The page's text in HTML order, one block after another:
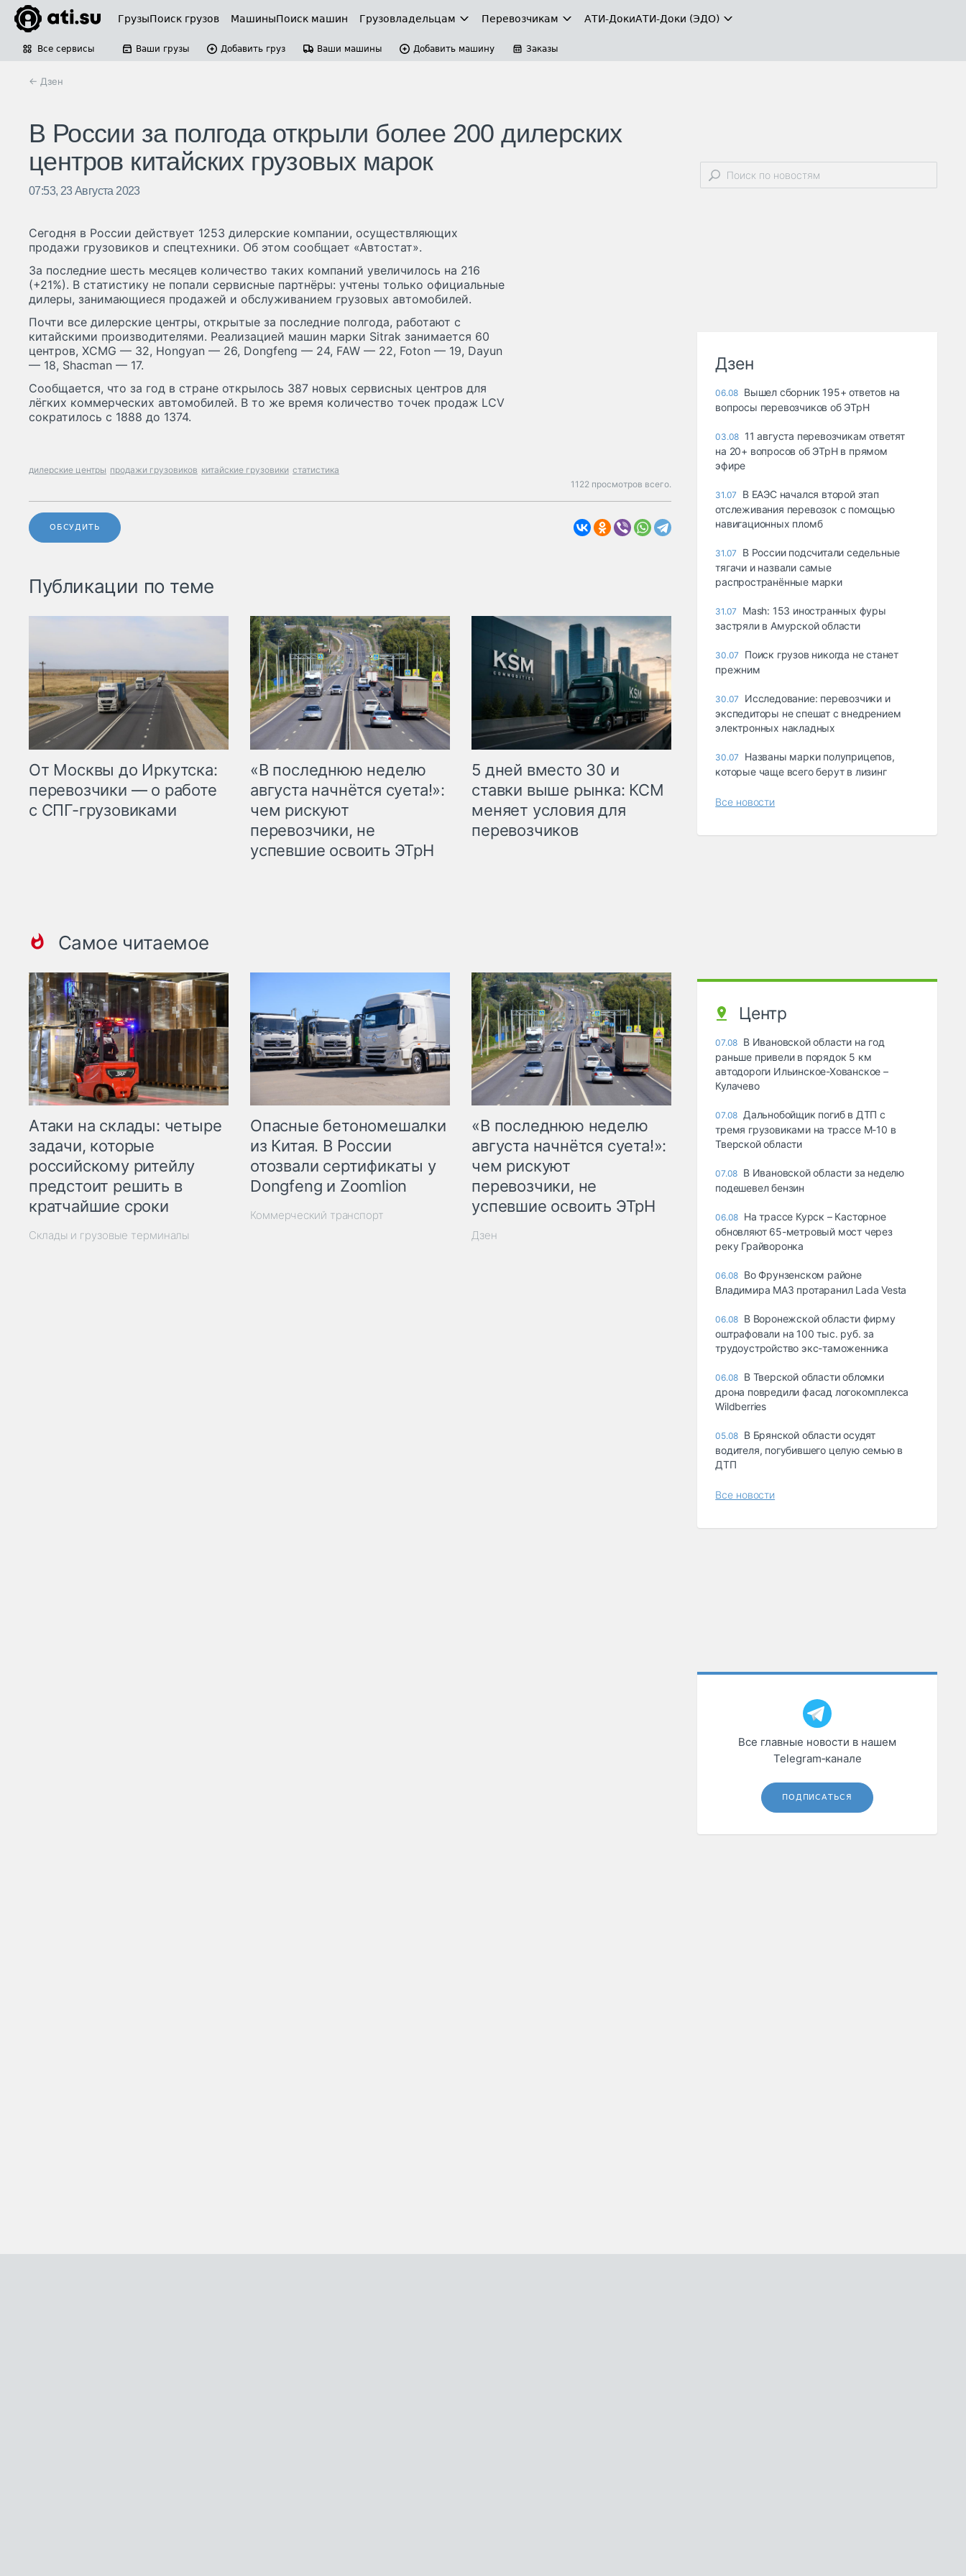
ГрузыПоиск грузов МашиныПоиск машин Грузовладельцам Перевозчикам АТИ-ДокиАТИ-Доки (ЭДО)
Все сервисы Ваши грузы Добавить груз Ваши машины Добавить машину Заказы
← Дзен
В России за полгода открыли более 200 дилерских
центров китайских грузовых марок
07:53, 23 Августа 2023
Сегодня в России действует 1253 дилерские компании, осуществляющих
продажи грузовиков и спецтехники. Об этом сообщает «Автостат».
За последние шесть месяцев количество таких компаний увеличилось на 216
(+21%). В статистику не попали сервисные партнёры: учтены только официальные
дилеры, занимающиеся продажей и обслуживанием грузовых автомобилей.
Почти все дилерские центры, открытые за последние полгода, работают с
китайскими производителями. Реализацией машин марки Sitrak занимается 60
центров, XCMG — 32, Hongyan — 26, Dongfeng — 24, FAW — 22, Foton — 19, Dayun
— 18, Shacman — 17.
Сообщается, что за год в стране открылось 387 новых сервисных центров для
лёгких коммерческих автомобилей. В то же время количество точек продаж LCV
сократилось с 1888 до 1374.
дилерские центры продажи грузовиков китайские грузовики статистика
1122 просмотров всего.
ОБСУДИТЬ
Публикации по теме
От Москвы до Иркутска:
перевозчики — о работе
с СПГ-грузовиками
«В последнюю неделю
августа начнётся суета!»:
чем рискуют
перевозчики, не
успевшие освоить ЭТрН
5 дней вместо 30 и
ставки выше рынка: КСМ
меняет условия для
перевозчиков
Самое читаемое
Атаки на склады: четыре
задачи, которые
российскому ритейлу
предстоит решить в
кратчайшие сроки
Склады и грузовые терминалы
Опасные бетономешалки
из Китая. В России
отозвали сертификаты у
Dongfeng и Zoomlion
Коммерческий транспорт
«В последнюю неделю
августа начнётся суета!»:
чем рискуют
перевозчики, не
успевшие освоить ЭТрН
Дзен
Дзен
06.08 Вышел сборник 195+ ответов на
вопросы перевозчиков об ЭТрН
03.08 11 августа перевозчикам ответят
на 20+ вопросов об ЭТрН в прямом
эфире
31.07
В ЕАЭС начался второй этап
отслеживания перевозок с помощью
навигационных пломб
31.07
В России подсчитали седельные
тягачи и назвали самые
распространённые марки
31.07
Mash: 153 иностранных фуры
застряли в Амурской области
30.07
Поиск грузов никогда не станет
прежним
30.07
Исследование: перевозчики и
экспедиторы не спешат с внедрением
электронных накладных
30.07
Названы марки полуприцепов,
которые чаще всего берут в лизинг
Все новости
Центр
07.08 В Ивановской области на год
раньше привели в порядок 5 км
автодороги Ильинское-Хованское –
Кулачево
07.08 Дальнобойщик погиб в ДТП с
тремя грузовиками на трассе М-10 в
Тверской области
07.08 В Ивановской области за неделю
подешевел бензин
06.08 На трассе Курск – Касторное
обновляют 65-метровый мост через
реку Грайворонка
06.08 Во Фрунзенском районе
Владимира МАЗ протаранил Lada Vesta
06.08 В Воронежской области фирму
оштрафовали на 100 тыс. руб. за
трудоустройство экс-таможенника
06.08 В Тверской области обломки
дрона повредили фасад логокомплекса
Wildberries
05.08 В Брянской области осудят
водителя, погубившего целую семью в
ДТП
Все новости
Все главные новости в нашем
Telegram‑канале
ПОДПИСАТЬСЯ